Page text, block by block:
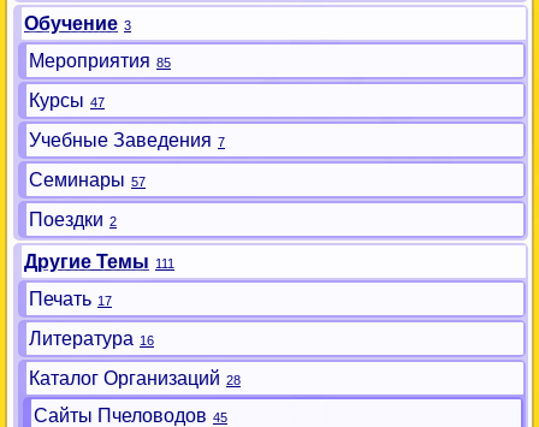
Обучение 3
Мероприятия 85
Курсы 47
Учебные Заведения 7
Семинары 57
Поездки 2
Другие Темы 111
Печать 17
Литература 16
Каталог Организаций 28
Сайты Пчеловодов 45